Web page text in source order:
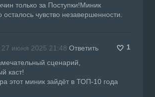
только за Поступки!Миник
чувство незавершенности.
27 июня 2025 21:48 Ответить
1
сценарий,
каст!
этот миник зайдёт в ТОП-10 года